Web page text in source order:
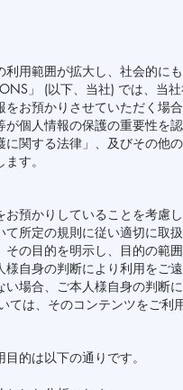
用範囲が拡大し、社会的に
」 (以下、当社) では、
お預かりさせていただく場合
個人情報の保護の重要性を
関する法律」、及びその他
す。
預かりしていることを考慮
所定の規則に従い適切に取扱
の目的を明示し、目的の範
自身の判断により利用をご遠
場合、ご本人様自身の判断
ては、そのコンテンツをご利
的は以下の通りです。